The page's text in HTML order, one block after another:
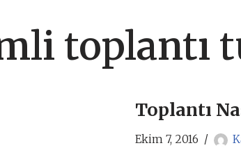
toplantı
Toplantı
Ekim 7, 2016